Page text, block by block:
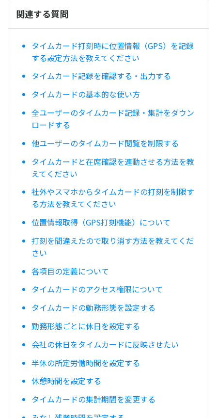
関連する質問
タイムカード打刻時に位置情報（GPS）を記録
する設定方法を教えてください
タイムカード記録を確認する・出力する
タイムカードの基本的な使い方
全ユーザーのタイムカード記録・集計をダウン
ロードする
他ユーザーのタイムカード閲覧を制限する
タイムカードと在席確認を連動させる方法を教
えてください
社外やスマホからタイムカードの打刻を制限す
る方法を教えてください
位置情報取得（GPS打刻機能）について
打刻を間違えたので取り消す方法を教えてくだ
さい
各項目の定義について
タイムカードのアクセス権限について
タイムカードの勤務形態を設定する
勤務形態ごとに休日を設定する
会社の休日をタイムカードに反映させたい
半休の所定労働時間を設定する
休憩時間を設定する
タイムカードの集計期間を変更する